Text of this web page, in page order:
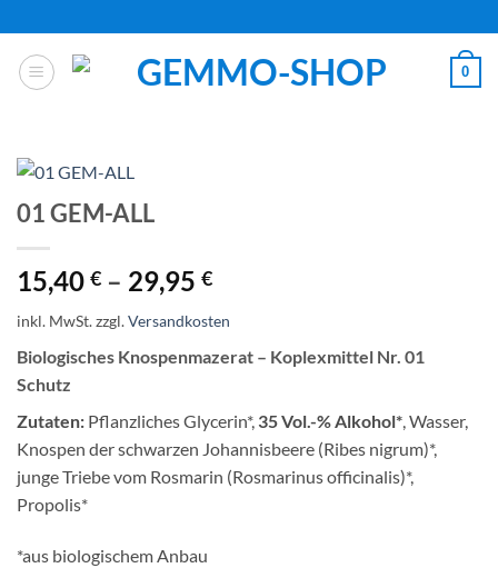
Inhalt
springen
0
01 GEM-ALL
15,40 € – 29,95 €
inkl. MwSt.zzgl.Versandkosten
Biologisches Knospenmazerat – Koplexmittel Nr. 01
Schutz
Zutaten: Pflanzliches Glycerin*, 35 Vol.-% Alkohol*, Wasser,
Knospen der schwarzen Johannisbeere (Ribes nigrum)*,
junge Triebe vom Rosmarin (Rosmarinus officinalis)*,
Propolis*
*aus biologischem Anbau